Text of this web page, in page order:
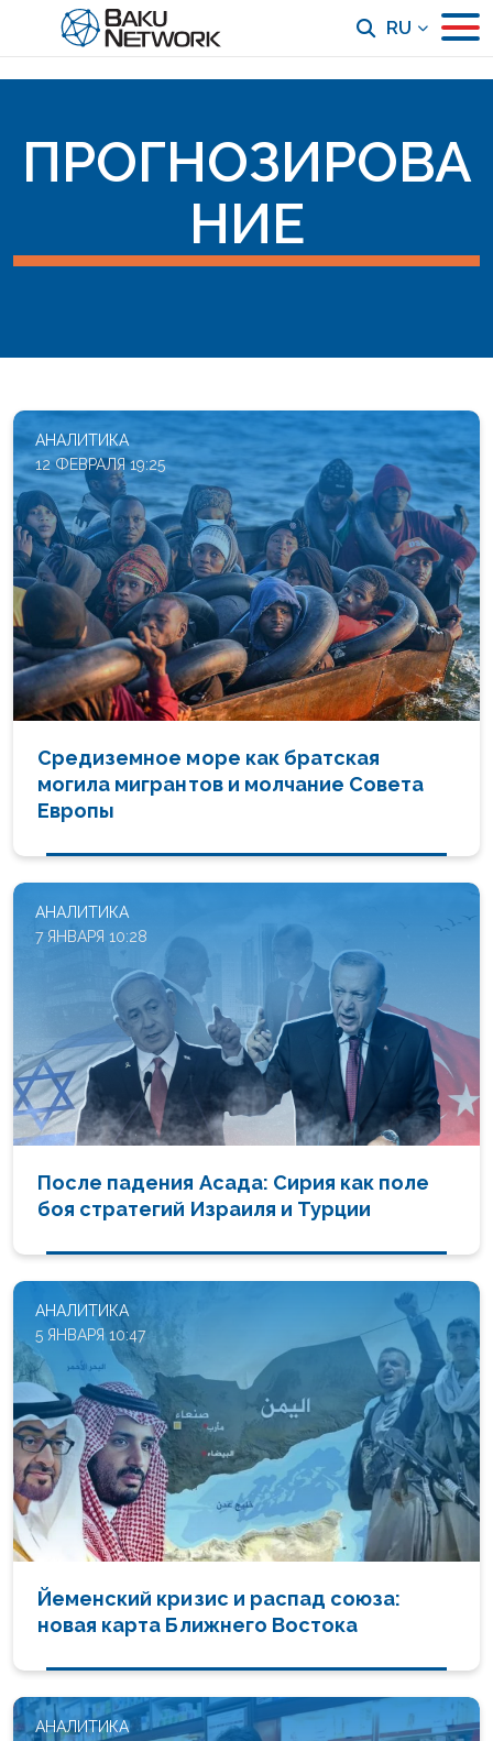
RU
ПРОГНОЗИРОВА
НИЕ
АНАЛИТИКА
12 ФЕВРАЛЯ 19:25
Средиземное море как братская
могила мигрантов и молчание Совета
Европы
АНАЛИТИКА
7 ЯНВАРЯ 10:28
После падения Асада: Сирия как поле
боя стратегий Израиля и Турции
АНАЛИТИКА
5 ЯНВАРЯ 10:47
Йеменский кризис и распад союза:
новая карта Ближнего Востока
АНАЛИТИКА